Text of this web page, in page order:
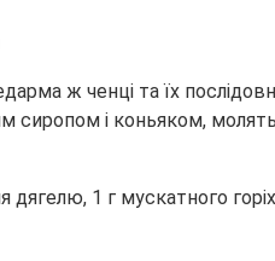
ж ченці та їх
сиропом і коньяком,
1 г мускатного